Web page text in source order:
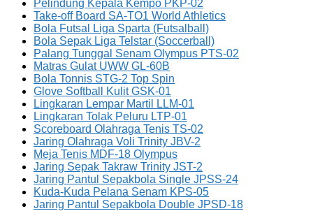
Pelindung Kepala Kempo PKP-02
Take-off Board SA-TO1 World Athletics
Bola Futsal Liga Sparta (Futsalball)
Bola Sepak Liga Telstar (Soccerball)
Palang Tunggal Senam Olympus PTS-02
Matras Gulat UWW GL-60B
Bola Tonnis STG-2 Top Spin
Glove Softball Kulit GSK-01
Lingkaran Lempar Martil LLM-01
Lingkaran Tolak Peluru LTP-01
Scoreboard Olahraga Tenis TS-02
Jaring Olahraga Voli Trinity JBV-2
Meja Tenis MDF-18 Olympus
Jaring Sepak Takraw Trinity JST-2
Jaring Pantul Sepakbola Single JPSS-24
Kuda-Kuda Pelana Senam KPS-05
Jaring Pantul Sepakbola Double JPSD-18